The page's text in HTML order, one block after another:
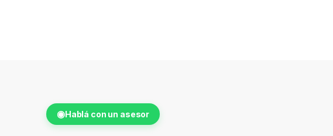
◉Hablá con un asesor